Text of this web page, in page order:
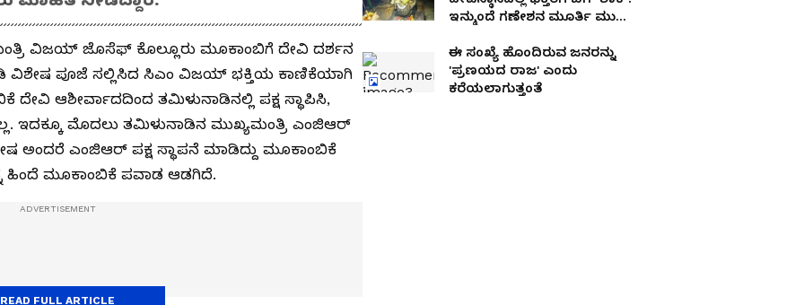
ವಿಜಯ್ ಜೊಸೆಫ್ ಕೊಲ್ಲೂರು ಮೂಕಾಂಬಿಗೆ ದೇವಿ ದರ್ಶನ
ವಿಶೇಷ ಪೂಜೆ ಸಲ್ಲಿಸಿದ ಸಿಎಂ ವಿಜಯ್ ಭಕ್ತಿಯ ಕಾಣಿಕೆಯಾಗಿ
ದೇವಿ ಆಶೀರ್ವಾದದಿಂದ ತಮಿಳುನಾಡಿನಲ್ಲಿ ಪಕ್ಷ ಸ್ಥಾಪಿಸಿ,
ಇದಕ್ಕೂ ಮೊದಲು ತಮಿಳುನಾಡಿನ ಮುಖ್ಯಮಂತ್ರಿ ಎಂಜಿಆರ್
ಅಂದರೆ ಎಂಜಿಆರ್ ಪಕ್ಷ ಸ್ಥಾಪನೆ ಮಾಡಿದ್ದು ಮೂಕಾಂಬಿಕೆ
ಹಿಂದೆ ಮೂಕಾಂಬಿಕೆ ಪವಾಡ ಆಡಗಿದೆ.
READ FULL ARTICLE
ಇನ್ಮುಂದೆ ಗಣೇಶನ ಮೂರ್ತಿ ಮುಟ್ಟಿ
ಈ ಸಂಖ್ಯೆ ಹೊಂದಿರುವ ಜನರನ್ನು
'ಪ್ರಣಯದ ರಾಜ' ಎಂದು
ಕರೆಯಲಾಗುತ್ತಂತೆ